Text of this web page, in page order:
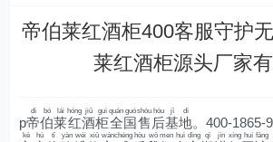
帝伯莱红酒柜400客服守护
莱红酒柜源头厂家
p帝
dì
伯
bó
莱
lái
红
hóng
酒
jiǔ
柜
guì
全
quán
国
guó
售
shòu
后
hòu
基
jī
地
dì
。400-1865-
kè hù tǐ yàn wéi xiū wánchéng hòu wǒ men huì dìng qī jìn xíng huí fǎng